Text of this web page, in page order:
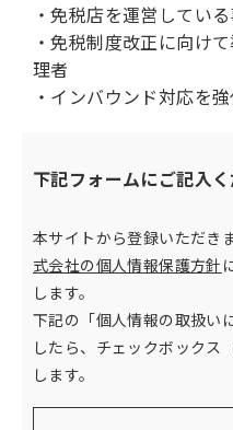
・免税店を運営してい
・免税制度改正に向け
理者
・インバウンド対応を
下記フォームにご記入く
本サイトから登録いただき
式会社の個人情報保護方針
します。
下記の「個人情報の取扱い
したら、チェックボックス
します。